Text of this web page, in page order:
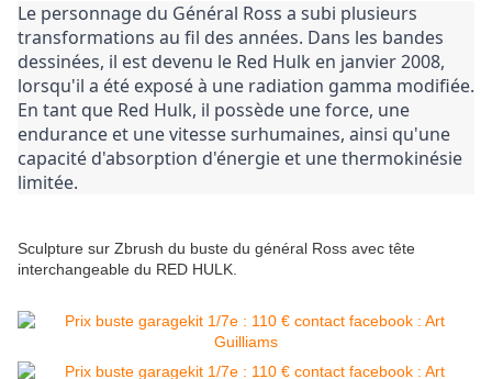
Le personnage du Général Ross a subi plusieurs
transformations au fil des années. Dans les bandes
dessinées, il est devenu le Red Hulk en janvier 2008,
lorsqu'il a été exposé à une radiation gamma modifiée.
En tant que Red Hulk, il possède une force, une
endurance et une vitesse surhumaines, ainsi qu'une
capacité d'absorption d'énergie et une thermokinésie
limitée.
Sculpture sur Zbrush du buste du général Ross avec tête
interchangeable du RED HULK.